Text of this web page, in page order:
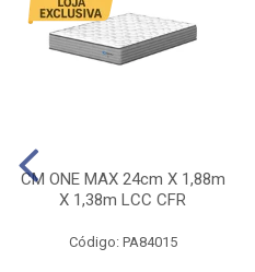
CM ONE MAX 24cm X 1,88m
X 1,38m LCC CFR
Código: PA84015